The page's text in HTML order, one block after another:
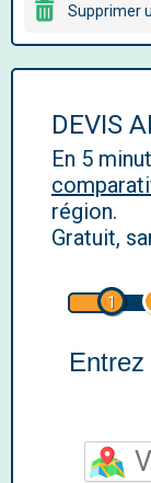
Supprimer
DEVIS
En 5
région.
Gratuit,
1